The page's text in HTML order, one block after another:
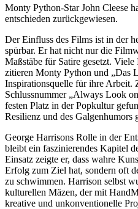
Monty Python-Star John Cleese
entschieden zurückgewiesen.
Der Einfluss des Films ist in der
spürbar. Er hat nicht nur die
Maßstäbe für Satire gesetzt.
zitieren Monty Python und „Das
Inspirationsquelle für ihre Arbeit.
Schlussnummer „Always Look
festen Platz in der Popkultur
Resilienz und des Galgenhumors
George Harrisons Rolle in der
bleibt ein faszinierendes Kapitel
Einsatz zeigte er, dass wahre
Erfolg zum Ziel hat, sondern oft
zu schwimmen. Harrison selbst
kulturellen Mäzen, der mit
kreative und unkonventionelle